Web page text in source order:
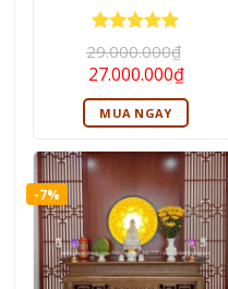
Được xếp
hạng55
sao
29.000.000₫
Giá
gốc
là:
29.000.000₫.
27.000.000₫Giá
hiện
tại
là:
MUA NGAY
-7%